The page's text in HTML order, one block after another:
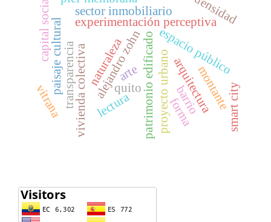
patrimonio edificado
experimentación perceptiva
espacio público
alejandro zohn
vivienda colectiva proyecto urbano
quito
naturaleza arquitectura
sector inmobiliario
transparencia montante
paisaje cultural
barrio
capital social densidad
forma
arte
lectura smart city
vitrana